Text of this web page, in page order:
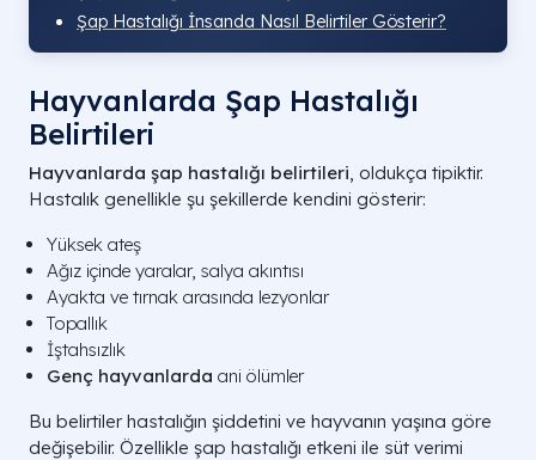
Şap Hastalığı İnsanda Nasıl Belirtiler Gösterir?
Hayvanlarda Şap Hastalığı
Belirtileri
Hayvanlarda şap hastalığı belirtileri, oldukça tipiktir.
Hastalık genellikle şu şekillerde kendini gösterir:
Yüksek ateş
Ağız içinde yaralar, salya akıntısı
Ayakta ve tırnak arasında lezyonlar
Topallık
İştahsızlık
Genç hayvanlarda ani ölümler
Bu belirtiler hastalığın şiddetini ve hayvanın yaşına göre
değişebilir. Özellikle şap hastalığı etkeni ile süt verimi